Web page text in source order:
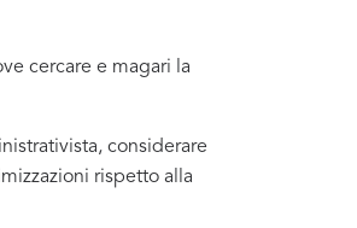
cercare e magari la
considerare
rispetto alla